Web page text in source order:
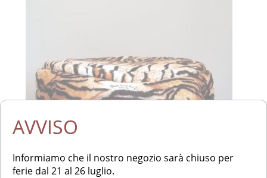
AVVISO
Informiamo che il nostro negozio sarà chiuso per
ferie dal 21 al 26 luglio.